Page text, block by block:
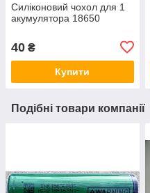
Силіконовий чохол для 1
акумулятора 18650
40 ₴
Купити
Подібні товари компанії